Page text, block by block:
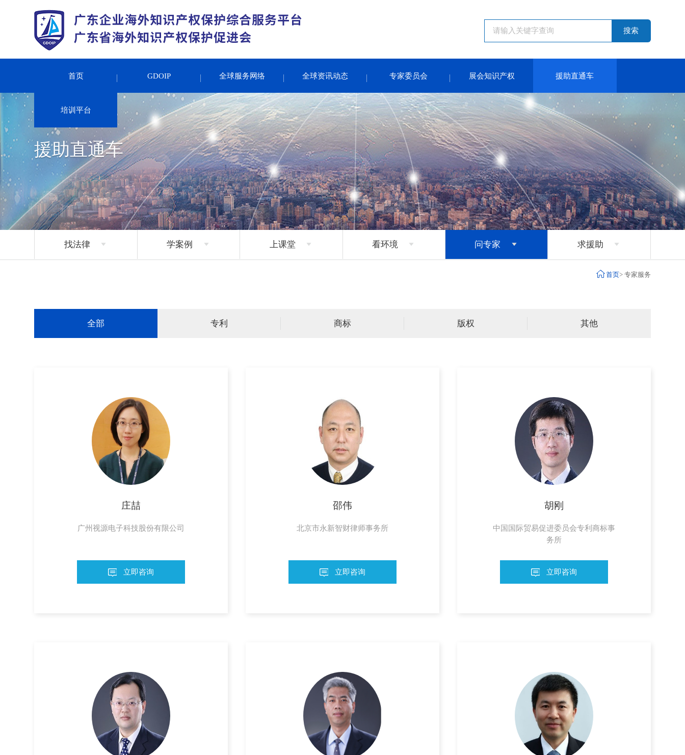
搜索
首页 GDOIP 全球服务网络 全球资讯动态 专家委员会 展会知识产权 援助直通车
培训平台
援助直通车
找法律  学案例  上课堂  看环境  问专家  求援助 
 首页> 专家服务
全部 专利 商标 版权 其他
庄喆
广州视源电子科技股份有限公司
立即咨询
邵伟
北京市永新智财律师事务所
立即咨询
胡刚
中国国际贸易促进委员会专利商标事
务所
立即咨询